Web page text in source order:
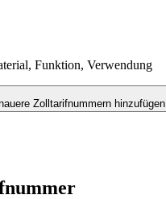
Funktion, Verwendung
Zolltarifnummern hinzufügen